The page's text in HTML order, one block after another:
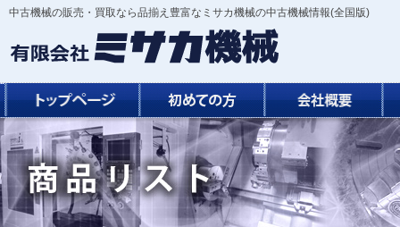
中古機械の販売・買取なら品揃え豊富なミサカ機械の中古機械情報(全国版)